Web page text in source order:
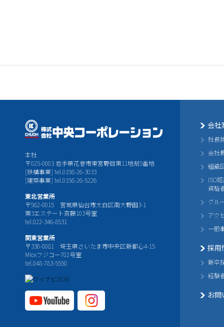
本社
〒025-0003 岩手県花巻市東宮野目第11地割5番地
[鉄構事業] tel.0198-26-3033
[建築事業] tel.0198-26-5226
東北営業所
〒982-0015 宮城県仙台市太白区南大野田3-1
第3エステート斎藤103号室
tel.022-346-8531
関東営業所
〒330-0081 埼玉県さいたま市中央区新都心4-15
Mioxフジコー702号室
tel.048-783-5550
会社
社長
会社
組織
ISO
資格
グル
アク
一般
採用
新卒
経験
お